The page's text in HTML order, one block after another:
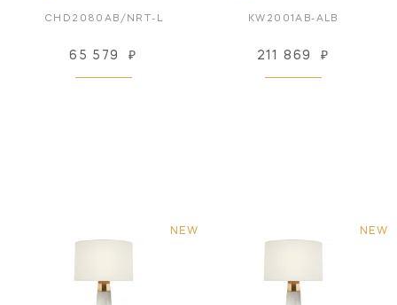
CHD2080AB/NRT-L
65 579 ₽
KW2001AB-ALB
211 869 ₽
NEW NEW